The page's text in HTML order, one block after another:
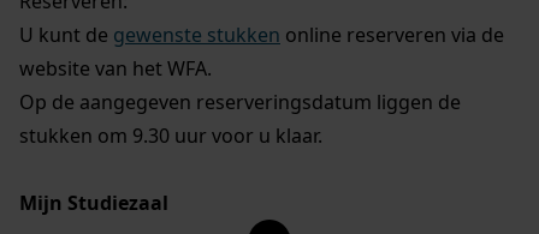
U kunt de gewenste stukken online reserveren via de
website van het WFA.
Op de aangegeven reserveringsdatum liggen de
stukken om 9.30 uur voor u klaar.
Mijn Studiezaal